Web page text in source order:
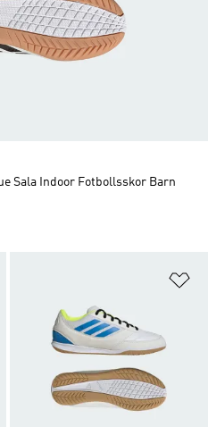
Sala Indoor Fotbollsskor Barn